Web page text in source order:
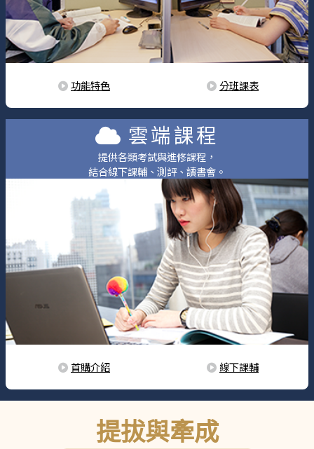
功能特色 分班課表
雲端課程
提供各類考試與進修課程，
結合線下課輔、測評、讀書會。
首購介紹 線下課輔
提拔與牽成